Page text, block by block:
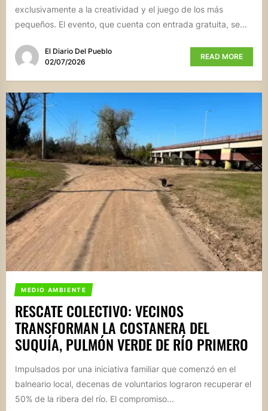
exclusivamente a la creatividad y el juego de los más
pequeños. El evento, que cuenta con entrada gratuita, se...
El Diario Del Pueblo
02/07/2026
READ MORE
MEDIO AMBIENTE
RESCATE COLECTIVO: VECINOS
TRANSFORMAN LA COSTANERA DEL
SUQUÍA, PULMÓN VERDE DE RÍO PRIMERO
Impulsados por una iniciativa familiar que comenzó en el
balneario local, decenas de voluntarios lograron recuperar el
50% de la ribera del río. El compromiso...